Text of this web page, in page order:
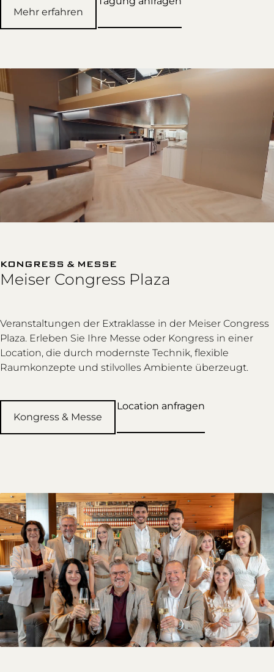
Mehr erfahren
KONGRESS & MESSE
Meiser Congress Plaza
Veranstaltungen der Extraklasse in der Meiser Congress
Plaza. Erleben Sie Ihre Messe oder Kongress in einer
Location, die durch modernste Technik, flexible
Raumkonzepte und stilvolles Ambiente überzeugt.
Kongress & Messe
Location anfragen